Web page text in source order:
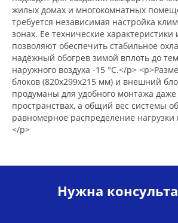
жилых домах и многокомнатных
требуется независимая настройка
зонах. Ее технические
позволяют обеспечить стабильное
надёжный обогрев зимой вплоть до
наружного воздуха -15 °C.</p>
блоков (820х299х215 мм) и внешний
продуманы для удобного монтажа
пространствах, а общий вес системы
равномерное распределение нагрузки
</p>
Нужна